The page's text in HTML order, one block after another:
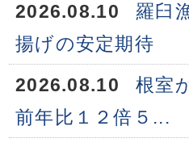
2026.08.10
羅臼
揚げの安定期待
2026.08.10
根室
前年比１２倍５...